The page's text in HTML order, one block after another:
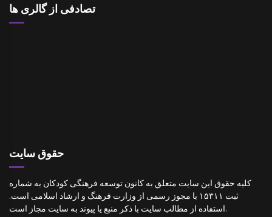
تصادفی از گالری ها
حقوق سایت
کلیه حقوق این سایت متعلق به کانون توسعه فرهنگی کودکان به شماره
ثبت ۱۵۳۱۱ با مجوز رسمی از وزارت فرهنگ و ارشاد اسلامی است.
استفاده از مطالب سایت با ذکر منبع یا پیوند به سایت مجاز است.